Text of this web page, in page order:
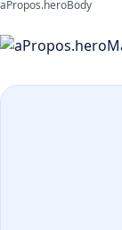
aPropos.heroBody